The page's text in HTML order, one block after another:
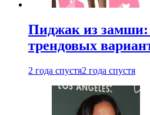
Пиджак из замши:
трендовых
2 года спустя2 года спустя